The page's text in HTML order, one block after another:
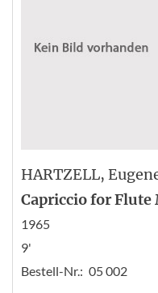
HARTZELL,
Capriccio for Flute
1965
9'
Bestell-Nr.: 05 002